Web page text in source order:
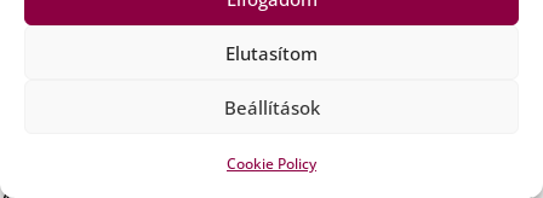
Elutasítom
Beállítások
Cookie Policy
Fejére állított táplálkozási-piramis?
Válaszol Dr. Somlyai Gábor vezető kutató